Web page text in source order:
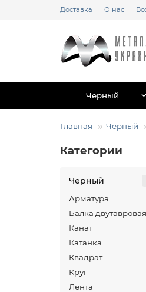
Доставка О нас
Черный
Главная Черный
Категории
Черный
Арматура
Балка двутавровая
Канат
Катанка
Квадрат
Круг
Лента